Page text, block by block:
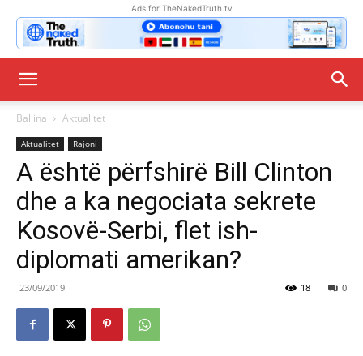
Ads for TheNakedTruth.tv
Ballina Aktualitet
Aktualitet Rajoni
A është përfshirë Bill Clinton
dhe a ka negociata sekrete
Kosovë-Serbi, flet ish-
diplomati amerikan?
23/09/2019 0
18